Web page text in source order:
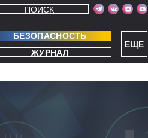
ЕЩЕ
ПОИСК
БЕЗОПАСНОСТЬ
ЖУРНАЛ